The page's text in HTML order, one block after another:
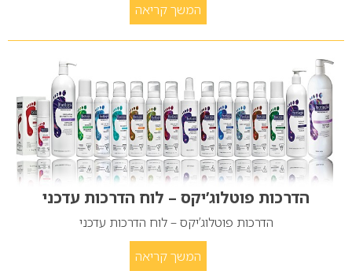
המשך קריאה
הדרכות פוטלוג’יקס – לוח הדרכות עדכני
הדרכות פוטלוג’יקס – לוח הדרכות עדכני
המשך קריאה